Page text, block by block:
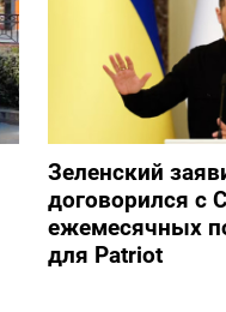
Зеленский
договорился с
ежемесячных
для Patriot